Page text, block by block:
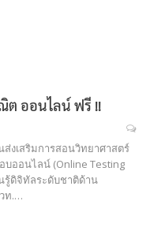
ต ออนไลน์ ฟรี !!
งเสริมการสอนวิทยาศาสตร์
บออนไลน์ (Online Testing
รู้ดิจิทัลระดับชาติด้าน
ท.…